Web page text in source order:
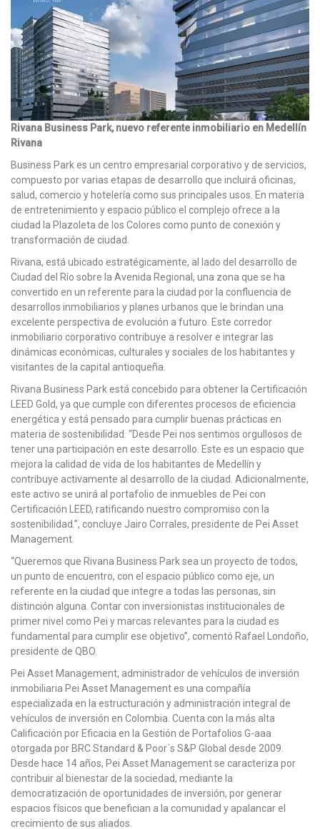
Rivana Business Park, nuevo referente inmobiliario en Medellín
Rivana
Business Park es un centro empresarial corporativo y de servicios,
compuesto por varias etapas de desarrollo que incluirá oficinas,
salud, comercio y hotelería como sus principales usos. En materia
de entretenimiento y espacio público el complejo ofrece a la
ciudad la Plazoleta de los Colores como punto de conexión y
transformación de ciudad.
Rivana, está ubicado estratégicamente, al lado del desarrollo de
Ciudad del Río sobre la Avenida Regional, una zona que se ha
convertido en un referente para la ciudad por la confluencia de
desarrollos inmobiliarios y planes urbanos que le brindan una
excelente perspectiva de evolución a futuro. Este corredor
inmobiliario corporativo contribuye a resolver e integrar las
dinámicas económicas, culturales y sociales de los habitantes y
visitantes de la capital antioqueña.
Rivana Business Park está concebido para obtener la Certificación
LEED Gold, ya que cumple con diferentes procesos de eficiencia
energética y está pensado para cumplir buenas prácticas en
materia de sostenibilidad. “Desde Pei nos sentimos orgullosos de
tener una participación en este desarrollo. Este es un espacio que
mejora la calidad de vida de los habitantes de Medellín y
contribuye activamente al desarrollo de la ciudad. Adicionalmente,
este activo se unirá al portafolio de inmuebles de Pei con
Certificación LEED, ratificando nuestro compromiso con la
sostenibilidad.”, concluye Jairo Corrales, presidente de Pei Asset
Management.
“Queremos que Rivana Business Park sea un proyecto de todos,
un punto de encuentro, con el espacio público como eje, un
referente en la ciudad que integre a todas las personas, sin
distinción alguna. Contar con inversionistas institucionales de
primer nivel como Pei y marcas relevantes para la ciudad es
fundamental para cumplir ese objetivo”, comentó Rafael Londoño,
presidente de QBO.
Pei Asset Management, administrador de vehículos de inversión
inmobiliaria Pei Asset Management es una compañía
especializada en la estructuración y administración integral de
vehículos de inversión en Colombia. Cuenta con la más alta
Calificación por Eficacia en la Gestión de Portafolios G-aaa
otorgada por BRC Standard & Poor´s S&P Global desde 2009.
Desde hace 14 años, Pei Asset Management se caracteriza por
contribuir al bienestar de la sociedad, mediante la
democratización de oportunidades de inversión, por generar
espacios físicos que benefician a la comunidad y apalancar el
crecimiento de sus aliados.